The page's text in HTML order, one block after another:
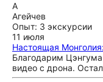
А
Агейчев
Опыт: 3 экскурсии
11 июля
Настоящая
Благодарим
видео с дрона.